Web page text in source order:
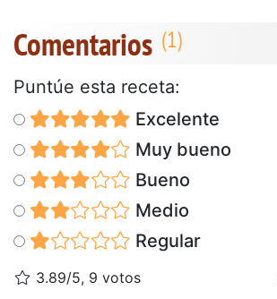
Comentarios
Puntúe esta receta:
Excelente
Muy bueno
Bueno
Medio
Regular
3.89/5, 9 votos